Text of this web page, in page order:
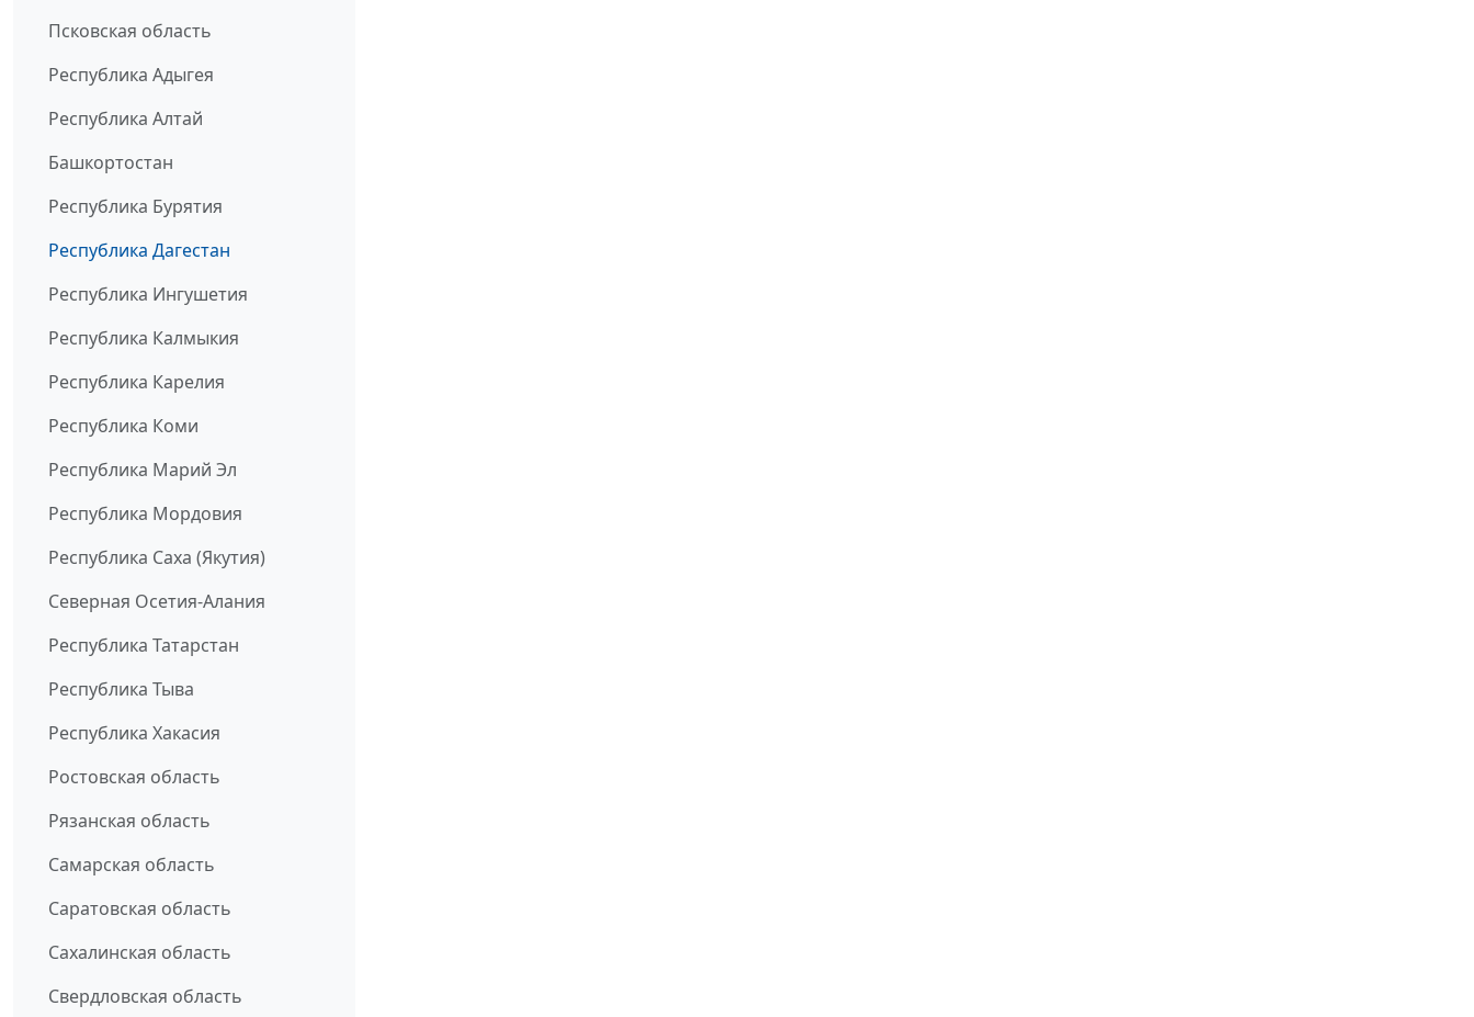
Псковская область
Республика Адыгея
Республика Алтай
Башкортостан
Республика Бурятия
Республика Дагестан
Республика Ингушетия
Республика Калмыкия
Республика Карелия
Республика Коми
Республика Марий Эл
Республика Мордовия
Республика Саха (Якутия)
Северная Осетия-Алания
Республика Татарстан
Республика Тыва
Республика Хакасия
Ростовская область
Рязанская область
Самарская область
Саратовская область
Сахалинская область
Свердловская область